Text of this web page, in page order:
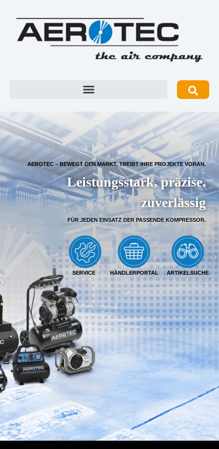
FÜR JEDEN EINSATZ DER PASSENDE KOMPRESSOR.
SERVICE
Leistungsstark, präzise,
zuverlässig
AEROTEC – BEWEGT DEN MARKT, TREIBT IHRE PROJEKTE VORAN.
HÄNDLERPORTAL ARTIKELSUCHE